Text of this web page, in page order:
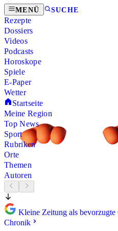
MENÜ SUCHE
Rezepte
Dossiers
Videos
Podcasts
Horoskope
Spiele
E-Paper
Wetter
Startseite
Meine Region
Top News
Sport
Rubriken
Orte
Themen
Autoren
Kleine Zeitung als
Chronik